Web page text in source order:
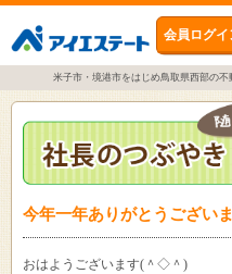
会員ログイ
米子市・境港市をはじめ鳥取県西部の不
今年一年ありがとうございま
おはようございます(＾◇＾)